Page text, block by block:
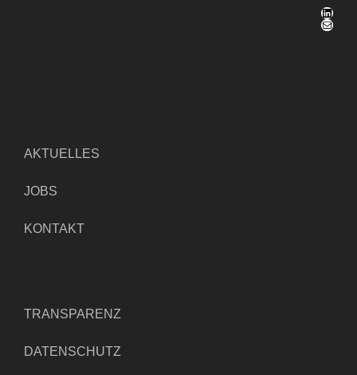
LinkedIn
E-Mail
AKTUELLES
JOBS
KONTAKT
TRANSPARENZ
DATENSCHUTZ